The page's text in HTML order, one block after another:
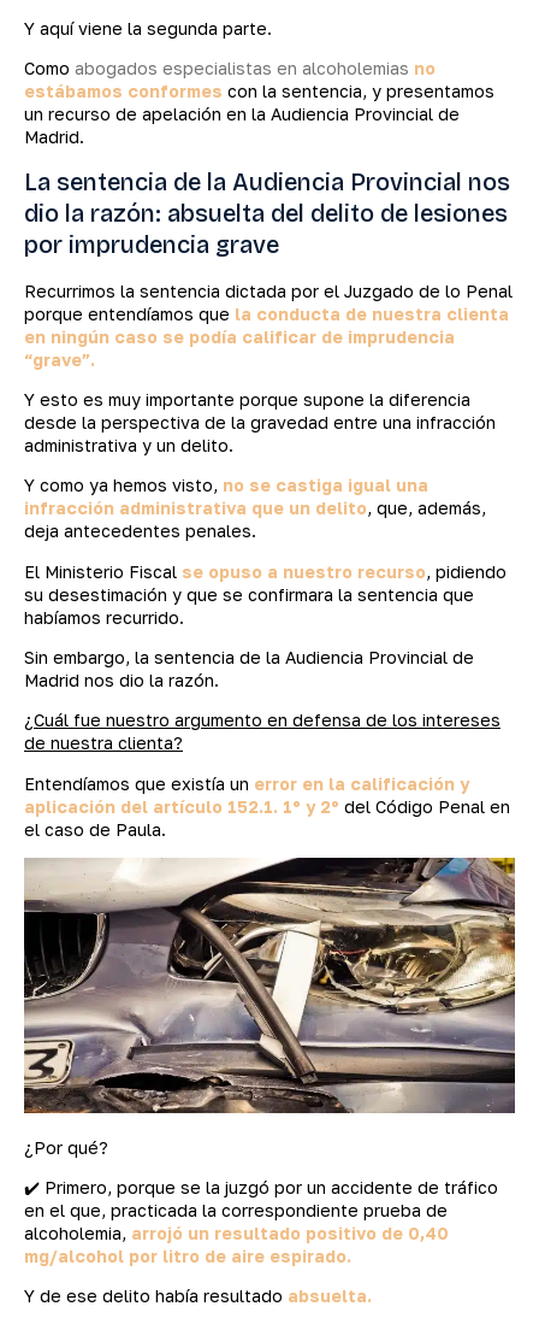
Y aquí viene la segunda parte.
Como abogados especialistas en alcoholemias no
estábamos conformes con la sentencia, y presentamos
un recurso de apelación en la Audiencia Provincial de
Madrid.
La sentencia de la Audiencia Provincial nos
dio la razón: absuelta del delito de lesiones
por imprudencia grave
Recurrimos la sentencia dictada por el Juzgado de lo Penal
porque entendíamos que la conducta de nuestra clienta
en ningún caso se podía calificar de imprudencia
“grave”.
Y esto es muy importante porque supone la diferencia
desde la perspectiva de la gravedad entre una infracción
administrativa y un delito.
Y como ya hemos visto, no se castiga igual una
infracción administrativa que un delito, que, además,
deja antecedentes penales.
El Ministerio Fiscal se opuso a nuestro recurso, pidiendo
su desestimación y que se confirmara la sentencia que
habíamos recurrido.
Sin embargo, la sentencia de la Audiencia Provincial de
Madrid nos dio la razón.
¿Cuál fue nuestro argumento en defensa de los intereses
de nuestra clienta?
Entendíamos que existía un error en la calificación y
aplicación del artículo 152.1. 1º y 2º del Código Penal en
el caso de Paula.
¿Por qué?
✔️ Primero, porque se la juzgó por un accidente de tráfico
en el que, practicada la correspondiente prueba de
alcoholemia, arrojó un resultado positivo de 0,40
mg/alcohol por litro de aire espirado.
Y de ese delito había resultado absuelta.